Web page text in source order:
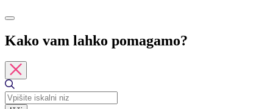
Kako vam lahko pomagamo?